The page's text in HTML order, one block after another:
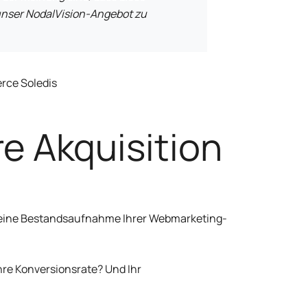
NodalVision-Angebot zu
Akquisition
Bestandsaufnahme Ihrer Webmarketing-
Konversionsrate? Und Ihr